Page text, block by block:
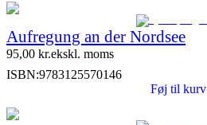
Aufregung an der Nordsee
95,00 kr.ekskl. moms
ISBN:9783125570146
Føj til kurv